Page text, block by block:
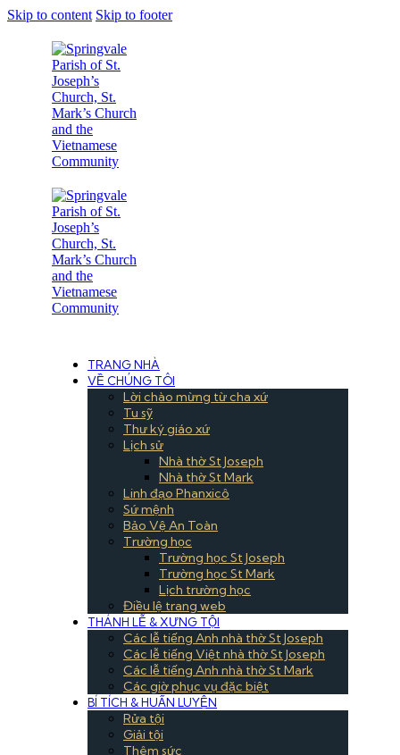
Skip to content Skip to footer
TRANG NHÀ
VỀ CHÚNG TÔI
Lời chào mừng từ cha xứ
Tu sỹ
Thư ký giáo xứ
Lịch sử
Nhà thờ St Joseph
Nhà thờ St Mark
Linh đạo Phanxicô
Sứ mệnh
Bảo Vệ An Toàn
Trường học
Trường học St Joseph
Trường học St Mark
Lịch trường học
Điều lệ trang web
THÁNH LỄ & XƯNG TỘI
Các lễ tiếng Anh nhà thờ St Joseph
Các lễ tiếng Việt nhà thờ St Joseph
Các lễ tiếng Anh nhà thờ St Mark
Các giờ phục vụ đặc biệt
BÍ TÍCH & HUẤN LUYỆN
Rửa tội
Giải tội
Thêm sức